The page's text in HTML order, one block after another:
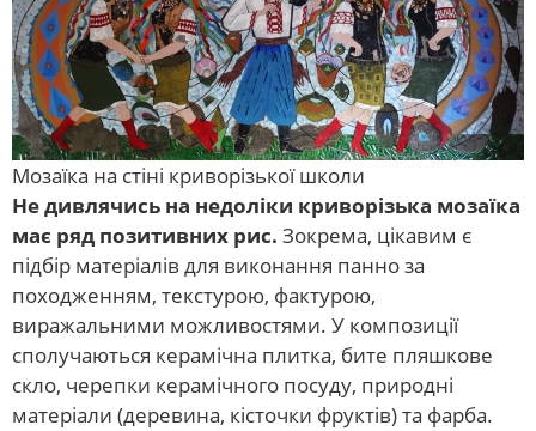
Мозаїка на стіні криворізької школи
Не дивлячись на недоліки криворізька мозаїка
має ряд позитивних рис. Зокрема, цікавим є
підбір матеріалів для виконання панно за
походженням, текстурою, фактурою,
виражальними можливостями. У композиції
сполучаються керамічна плитка, бите пляшкове
скло, черепки керамічного посуду, природні
матеріали (деревина, кісточки фруктів) та фарба.